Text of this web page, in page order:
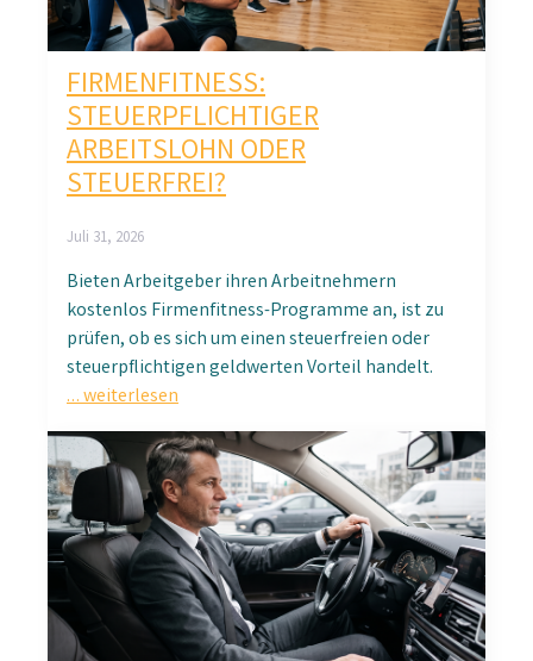
FIRMENFITNESS:
STEUERPFLICHTIGER
ARBEITSLOHN ODER
STEUERFREI?
Juli 31, 2026
Bieten Arbeitgeber ihren Arbeitnehmern
kostenlos Firmenfitness-Programme an, ist zu
prüfen, ob es sich um einen steuerfreien oder
steuerpflichtigen geldwerten Vorteil handelt.
… weiterlesen